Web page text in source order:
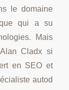
le domaine
qui a su
Mais
Cladx si
en SEO et
autod